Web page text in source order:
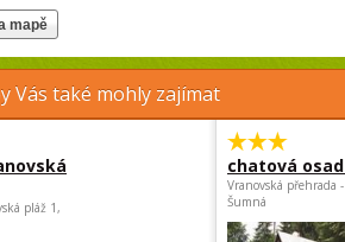
Vás také mohly zajímat
pláž 1,
chatová
Vranovská přehrada
Šumná